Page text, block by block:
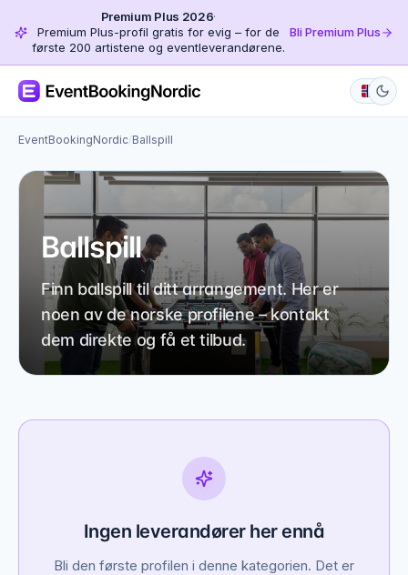
Premium Plus 2026·
Premium Plus-profil gratis for evig – for de
første 200 artistene og eventleverandørene.
Bli Premium Plus
EventBookingNordic/Ballspill
Ballspill
Finn ballspill til ditt arrangement. Her er
noen av de norske profilene – kontakt
dem direkte og få et tilbud.
Ingen leverandører her ennå
Bli den første profilen i denne kategorien. Det er